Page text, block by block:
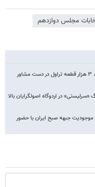
مجلس دوازدهم
اظهارات جنجالی رائفی پور درباره پسر قالیباف، ۳ هزار قطعه تراول در دست مشاور
در اردوگاه اصولگرایان بالا
موجودیت جبهه صبح ایران با حضور